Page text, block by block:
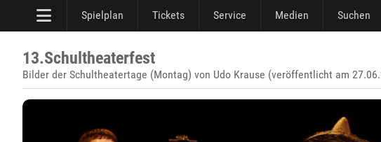
Spielplan Tickets Service Medien Suchen
13.Schultheaterfest
Bilder der Schultheatertage (Montag) von Udo Krause (veröffentlicht am